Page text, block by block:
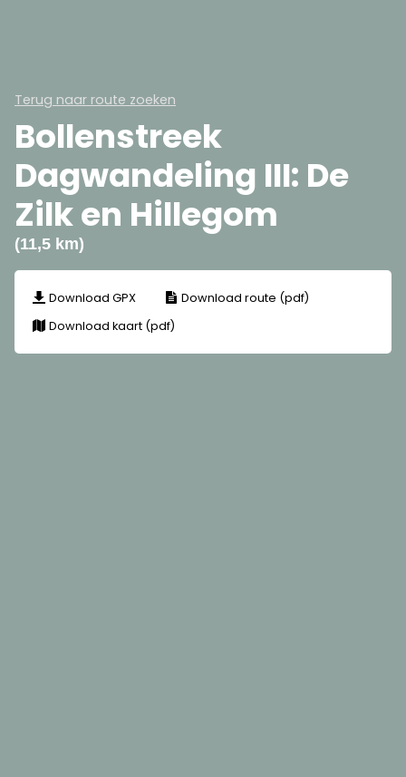
Terug naar route zoeken
Bollenstreek
Dagwandeling III: De
Zilk en Hillegom
(11,5 km)
Download GPX
Download route (pdf)
Download kaart (pdf)